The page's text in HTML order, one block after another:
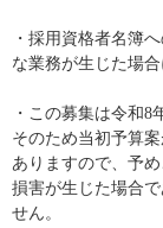
・採用資格者名簿
な業務が生じた場
・この募集は令和8
そのため当初予算
ありますので、予
損害が生じた場合
せん。